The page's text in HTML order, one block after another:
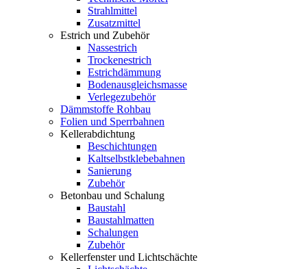
Strahlmittel
Zusatzmittel
Estrich und Zubehör
Nassestrich
Trockenestrich
Estrichdämmung
Bodenausgleichsmasse
Verlegezubehör
Dämmstoffe Rohbau
Folien und Sperrbahnen
Kellerabdichtung
Beschichtungen
Kaltselbstklebebahnen
Sanierung
Zubehör
Betonbau und Schalung
Baustahl
Baustahlmatten
Schalungen
Zubehör
Kellerfenster und Lichtschächte